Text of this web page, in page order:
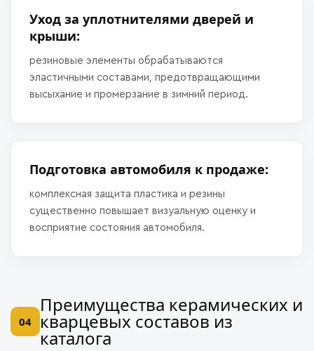
Уход за уплотнителями дверей и
крыши:
резиновые элементы обрабатываются
эластичными составами, предотвращающими
высыхание и промерзание в зимний период.
Подготовка автомобиля к продаже:
комплексная защита пластика и резины
существенно повышает визуальную оценку и
восприятие состояния автомобиля.
04
Преимущества керамических и
кварцевых составов из
каталога